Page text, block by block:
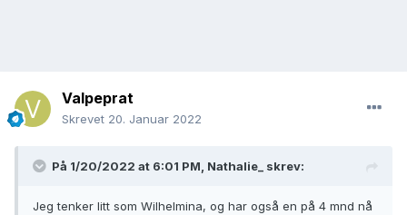
Valpeprat
Skrevet 20. Januar 2022
På 1/20/2022 at 6:01 PM, Nathalie_ skrev:
Jeg tenker litt som Wilhelmina, og har også en på 4 mnd nå